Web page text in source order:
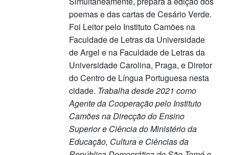
poemas e das cartas de Cesário Verde.
Foi Leitor pelo Instituto Camões na
Faculdade de Letras da Universidade
de Argel e na Faculdade de Letras da
Universidade Carolina, Praga, e Diretor
do Centro de Língua Portuguesa nesta
cidade. Trabalha desde 2021 como
Agente da Cooperação pelo Instituto
Camões na Direcção do Ensino
Superior e Ciência do Ministério da
Educação, Cultura e Ciências da